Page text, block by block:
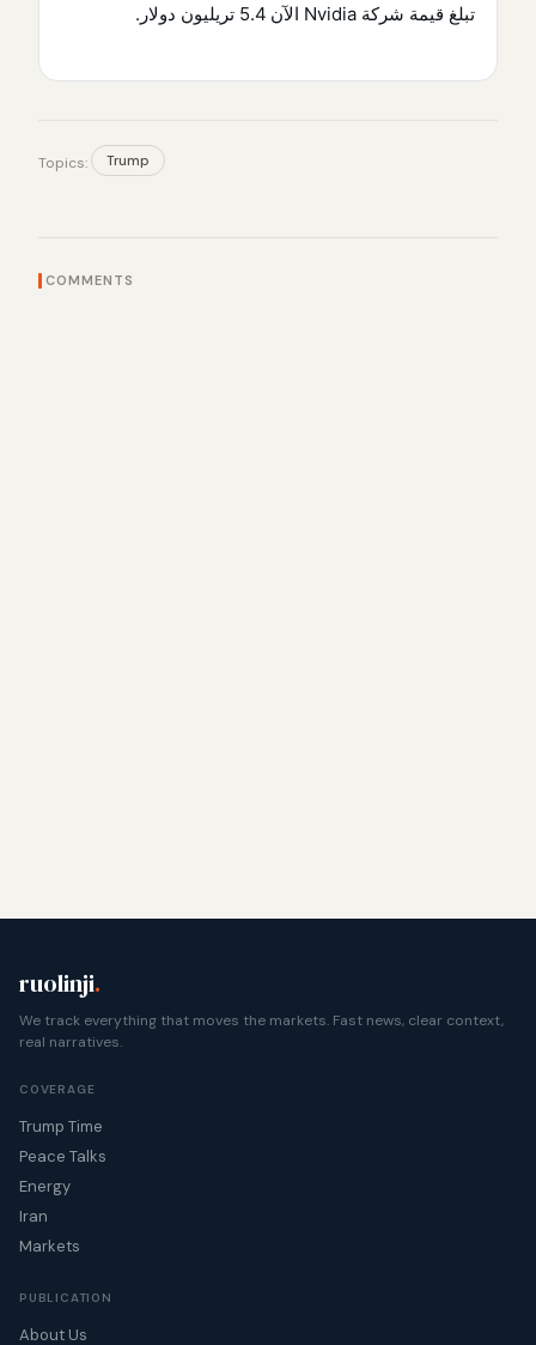
تبلغ قيمة شركة Nvidia الآن 5.4 تريليون دولار.
Topics: Trump
COMMENTS
ruolinji.
We track everything that moves the markets. Fast news, clear context,
real narratives.
COVERAGE
Trump Time
Peace Talks
Energy
Iran
Markets
PUBLICATION
About Us